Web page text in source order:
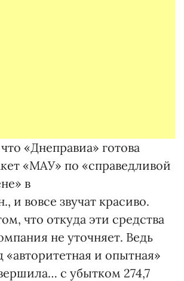
«Днеправиа» готова
«МАУ» по «справедливой
в
и вовсе звучат красиво.
что откуда эти средства
не уточняет. Ведь
и опытная»
с убытком 274,7